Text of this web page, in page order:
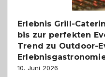
Erlebnis Grill-
bis zur perfekten
Trend zu Outdoor-
10. Juni 2026